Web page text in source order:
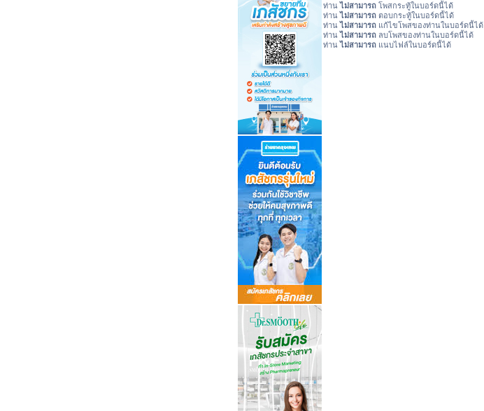
ท่านไม่สามารถ โพสกระทู้ในบอร์ดนี้ได้
ท่านไม่สามารถ ตอบกระทู้ในบอร์ดนี้ได้
ท่านไม่สามารถ แก้ไขโพสของท่านในบอร์ดนี้ได้
ท่านไม่สามารถ ลบโพสของท่านในบอร์ดนี้ได้
ท่านไม่สามารถ แนบไฟล์ในบอร์ดนี้ได้